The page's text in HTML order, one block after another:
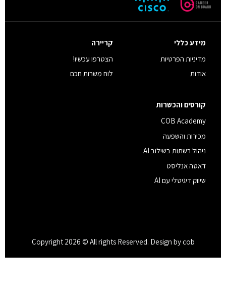
מידע כללי
מדיניות הפרטיות
אודות
קריירה
הצטרפו עכשיו!
לוח משרות חכם
קורסים והכשרות
COB Academy
מכירות והשפעה
ניהול רשתות בשילוב AI
דאטה אנליסט
שיווק דיגיטלי עם AI
Copyright 2026 © All rights Reserved. Design by cob